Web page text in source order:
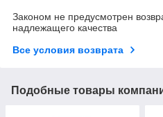
Законом не предусмотрен
надлежащего качества
Все условия возврата
Подобные товары